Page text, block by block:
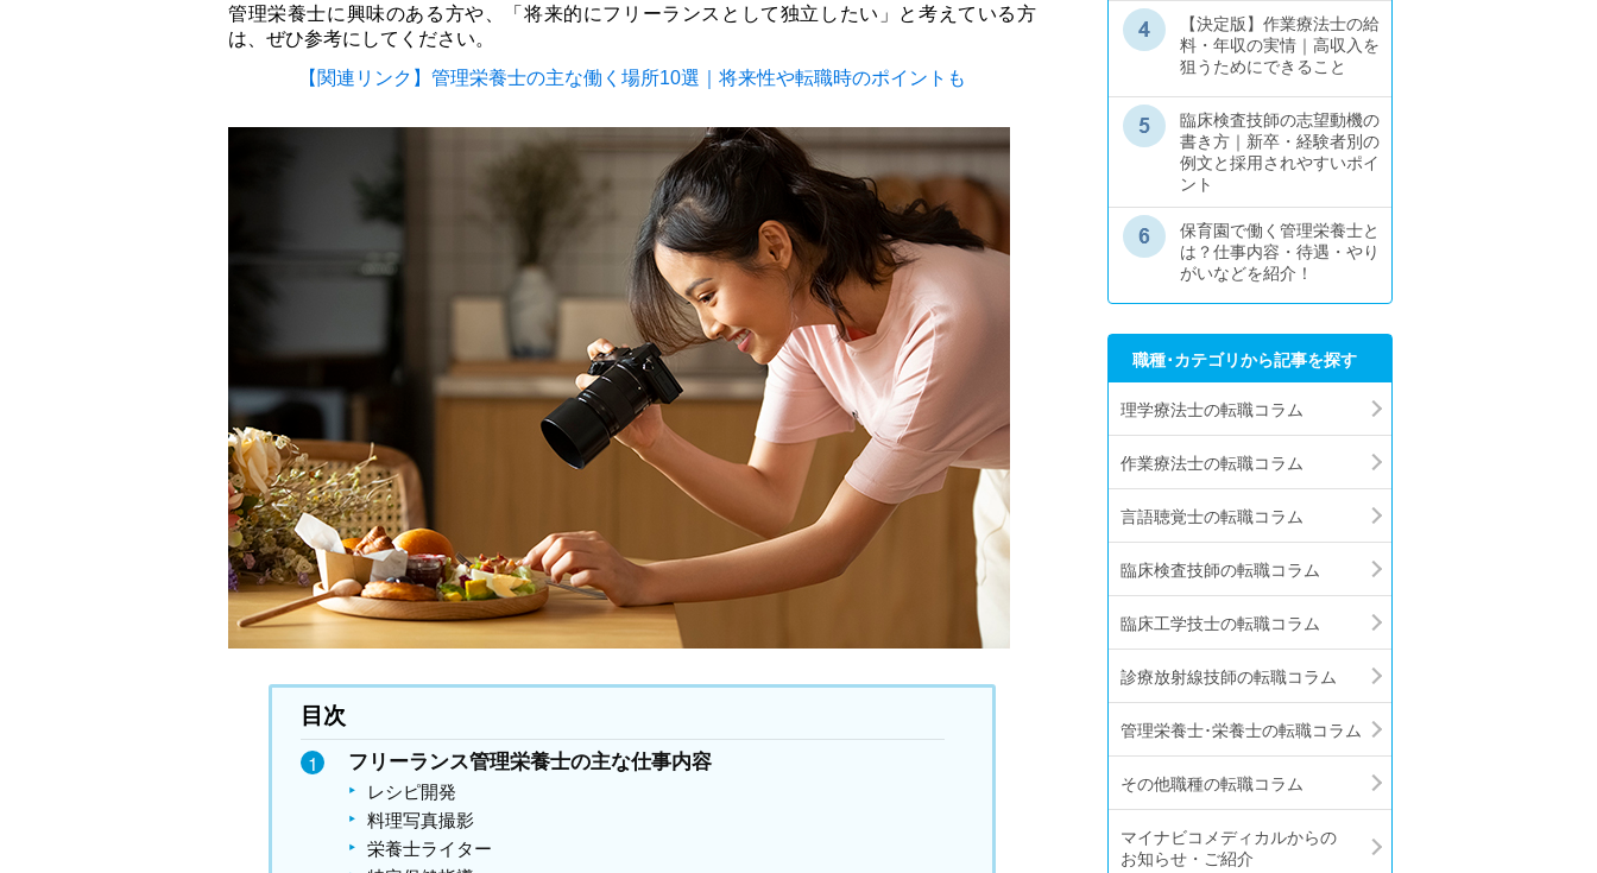
管理栄養士に興味のある方や、「将来的にフリーランスとして独立したい」と考えている方
は、ぜひ参考にしてください。
【関連リンク】管理栄養士の主な働く場所10選｜ 将来性や転職時のポイントも
目次
フリーランス管理栄養士の主な仕事内容
レシピ開発
料理写真撮影
栄養士ライター
【決定版】作業療法士の給
料・年収の実情｜高収入を
狙うためにできること
臨床検査技師の志望動機の
書き方｜新卒・経験者別の
例文と採用されやすいポイ
ント
保育園で働く管理栄養士と
は？仕事内容・待遇・やり
がいなどを紹介！
職種･カテゴリから記事を探す
理学療法士の転職コラム
作業療法士の転職コラム
言語聴覚士の転職コラム
臨床検査技師の転職コラム
臨床工学技士の転職コラム
診療放射線技師の転職コラム
管理栄養士･栄養士の転職コラム
その他職種の転職コラム
マイナビコメディカルからの
お知らせ・ご紹介